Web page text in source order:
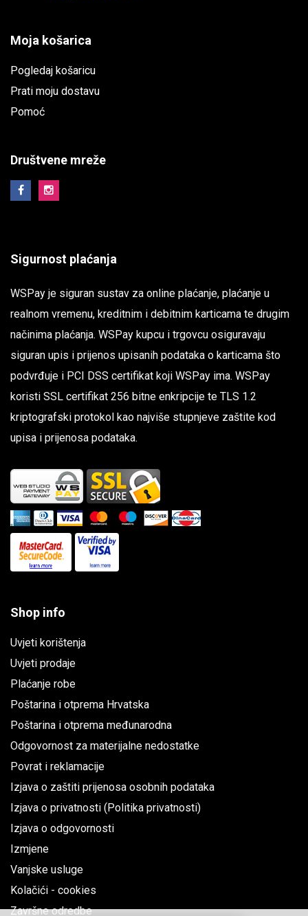
Moja košarica
Pogledaj košaricu
Prati moju dostavu
Pomoć
Društvene mreže
Sigurnost plaćanja
WSPay je siguran sustav za online plaćanje, plaćanje u
realnom vremenu, kreditnim i debitnim karticama te drugim
načinima plaćanja. WSPay kupcu i trgovcu osiguravaju
siguran upis i prijenos upisanih podataka o karticama što
podvrđuje i PCI DSS certifikat koji WSPay ima. WSPay
koristi SSL certifikat 256 bitne enkripcije te TLS 1.2
kriptografski protokol kao najviše stupnjeve zaštite kod
upisa i prijenosa podataka.
Shop info
Uvjeti korištenja
Uvjeti prodaje
Plaćanje robe
Poštarina i otprema Hrvatska
Poštarina i otprema međunarodna
Odgovornost za materijalne nedostatke
Povrat i reklamacije
Izjava o zaštiti prijenosa osobnih podataka
Izjava o privatnosti (Politika privatnosti)
Izjava o odgovornosti
Izmjene
Vanjske usluge
Kolačići - cookies
Završne odredbe